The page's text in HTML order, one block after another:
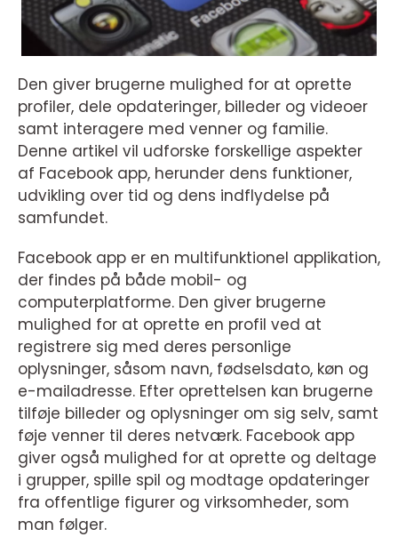
Den giver brugerne mulighed for at oprette
profiler, dele opdateringer, billeder og videoer
samt interagere med venner og familie.
Denne artikel vil udforske forskellige aspekter
af Facebook app, herunder dens funktioner,
udvikling over tid og dens indflydelse på
samfundet.
Facebook app er en multifunktionel applikation,
der findes på både mobil- og
computerplatforme. Den giver brugerne
mulighed for at oprette en profil ved at
registrere sig med deres personlige
oplysninger, såsom navn, fødselsdato, køn og
e-mailadresse. Efter oprettelsen kan brugerne
tilføje billeder og oplysninger om sig selv, samt
føje venner til deres netværk. Facebook app
giver også mulighed for at oprette og deltage
i grupper, spille spil og modtage opdateringer
fra offentlige figurer og virksomheder, som
man følger.